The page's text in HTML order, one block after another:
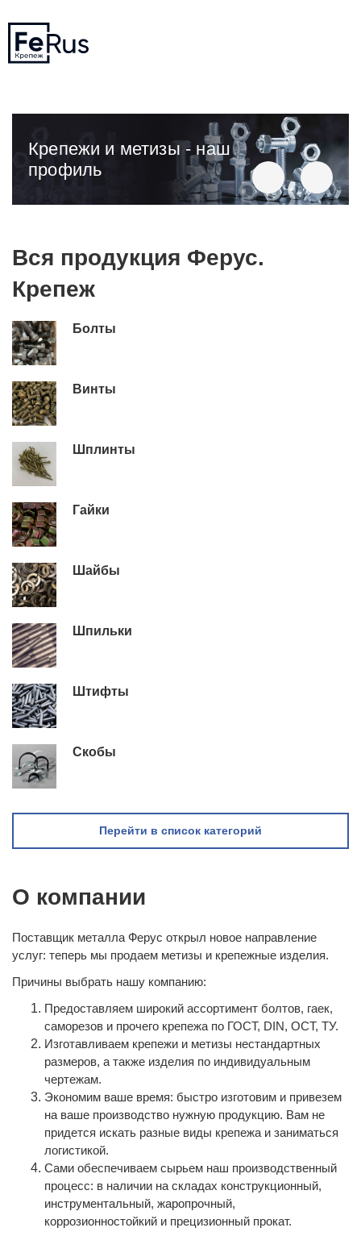
Крепежи и метизы - наш
профиль
Вся продукция Ферус.
Крепеж
Болты
Винты
Шплинты
Гайки
Шайбы
Шпильки
Штифты
Скобы
Перейти в список категорий
О компании
Поставщик металла Ферус открыл новое направление
услуг: теперь мы продаем метизы и крепежные изделия.
Причины выбрать нашу компанию:
Предоставляем широкий ассортимент болтов, гаек,
саморезов и прочего крепежа по ГОСТ, DIN, ОСТ, ТУ.
Изготавливаем крепежи и метизы нестандартных
размеров, а также изделия по индивидуальным
чертежам.
Экономим ваше время: быстро изготовим и привезем
на ваше производство нужную продукцию. Вам не
придется искать разные виды крепежа и заниматься
логистикой.
Сами обеспечиваем сырьем наш производственный
процесс: в наличии на складах конструкционный,
инструментальный, жаропрочный,
коррозионностойкий и прецизионный прокат.